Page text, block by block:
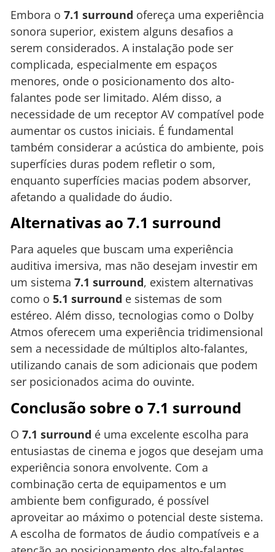
Embora o 7.1 surround ofereça uma experiência
sonora superior, existem alguns desafios a
serem considerados. A instalação pode ser
complicada, especialmente em espaços
menores, onde o posicionamento dos alto-
falantes pode ser limitado. Além disso, a
necessidade de um receptor AV compatível pode
aumentar os custos iniciais. É fundamental
também considerar a acústica do ambiente, pois
superfícies duras podem refletir o som,
enquanto superfícies macias podem absorver,
afetando a qualidade do áudio.
Alternativas ao 7.1 surround
Para aqueles que buscam uma experiência
auditiva imersiva, mas não desejam investir em
um sistema 7.1 surround, existem alternativas
como o 5.1 surround e sistemas de som
estéreo. Além disso, tecnologias como o Dolby
Atmos oferecem uma experiência tridimensional
sem a necessidade de múltiplos alto-falantes,
utilizando canais de som adicionais que podem
ser posicionados acima do ouvinte.
Conclusão sobre o 7.1 surround
O 7.1 surround é uma excelente escolha para
entusiastas de cinema e jogos que desejam uma
experiência sonora envolvente. Com a
combinação certa de equipamentos e um
ambiente bem configurado, é possível
aproveitar ao máximo o potencial deste sistema.
A escolha de formatos de áudio compatíveis e a